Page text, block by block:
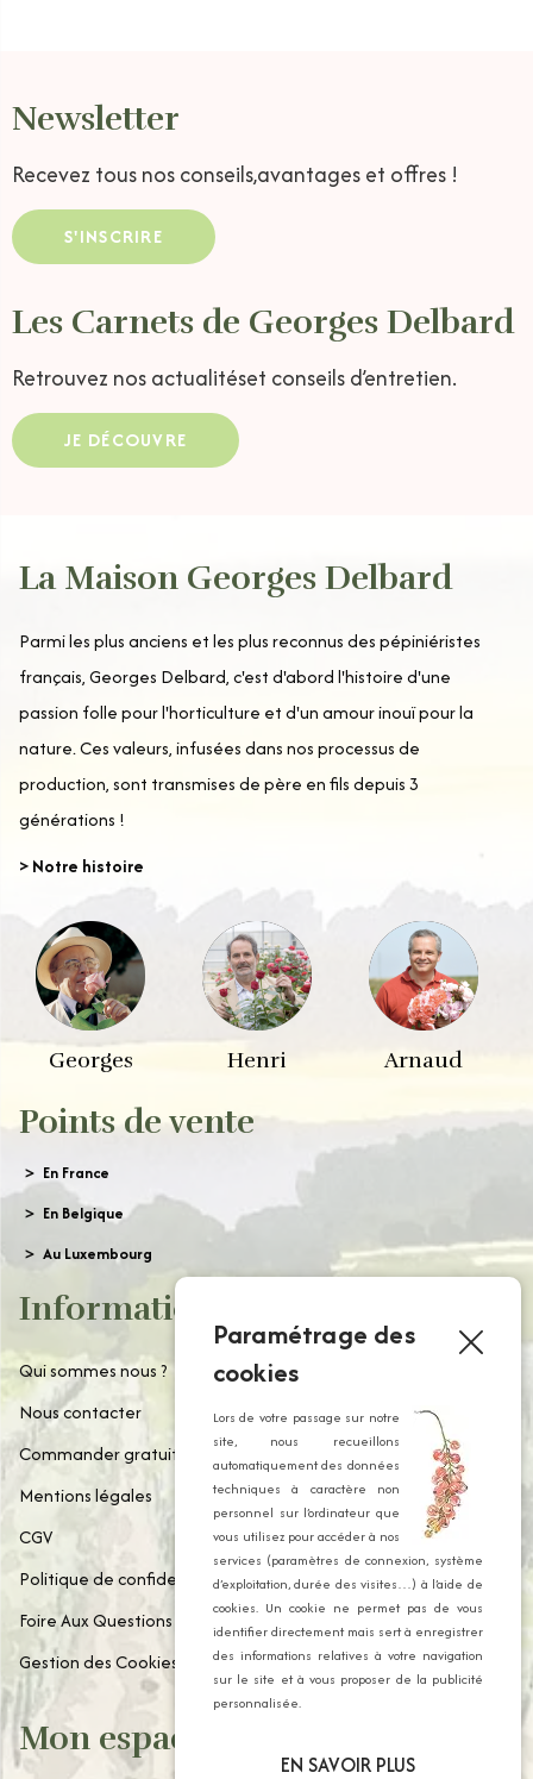
Newsletter
Recevez tous nos conseils,avantages et offres !
S'INSCRIRE
Les Carnets de Georges Delbard
Retrouvez nos actualitéset conseils d’entretien.
JE DÉCOUVRE
La Maison Georges Delbard
Parmi les plus anciens et les plus reconnus des pépiniéristes
français, Georges Delbard, c'est d'abord l'histoire d'une
passion folle pour l'horticulture et d'un amour inouï pour la
nature. Ces valeurs, infusées dans nos processus de
production, sont transmises de père en fils depuis 3
générations !
> Notre histoire
Georges Henri Arnaud
Points de vente
En France
En Belgique
Au Luxembourg
Informations
Qui sommes nous ?
Nous contacter
Commander gratuitement notre catalogue
Mentions légales
CGV
Politique de confidentialité
Foire Aux Questions
Gestion des Cookies
Mon espace client
Paramétrage des
cookies
Lors de votre passage sur notre
site, nous recueillons
automatiquement des données
techniques à caractère non
personnel sur l’ordinateur que
vous utilisez pour accéder à nos
services (paramètres de connexion, système
d’exploitation, durée des visites…) à l’aide de
cookies. Un cookie ne permet pas de vous
identifier directement mais sert à enregistrer
des informations relatives à votre navigation
sur le site et à vous proposer de la publicité
personnalisée.
EN SAVOIR PLUS